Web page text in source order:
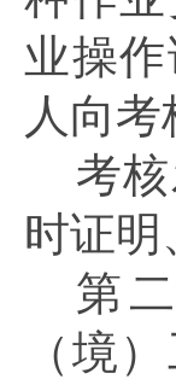
业操
人向
考
时证明
第
（境